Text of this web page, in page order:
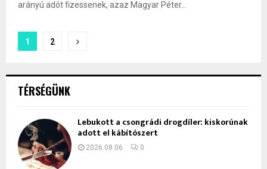
arányú adót fizessenek, azaz Magyar Péter...
Bejegyzések
1 2
TÉRSÉGÜNK
Lebukott a csongrádi drogdíler: kiskorúnak
adott el kábítószert
2026.08.06. 0